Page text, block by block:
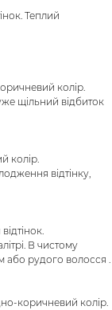
Теплий
колір.
щільний відбиток
колір.
відтінку,
В чистому
або рудого волосся .
коричневий колір.